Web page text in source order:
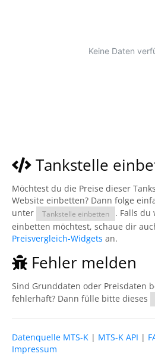
Tankstelle
Möchtest du die Preise dieser
Website einbetten? Dann folge
unter
Tankstelle einbetten
. Falls du
einbetten möchtest, schaue dir
Preisvergleich-Widgets an.
Fehler melden
Sind Grunddaten oder Preisdaten
fehlerhaft? Dann fülle bitte dieses
Datenquelle MTS-K | MTS-K API |
Impressum